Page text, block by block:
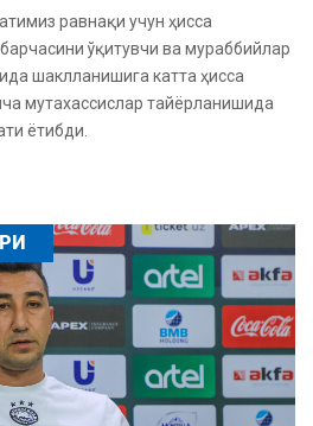
равнақи учун ҳисса
ўқитувчи ва мураббийлар
шаклланишига катта ҳисса
мутахассислар тайёрланишида
ётибди.